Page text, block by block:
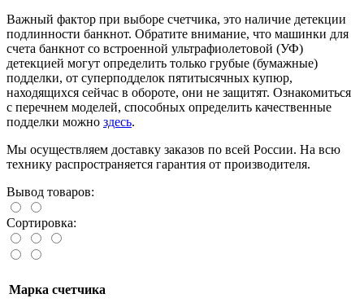
Важный фактор при выборе счетчика, это наличие детекции
подлинности банкнот. Обратите внимание, что машинки для
счета банкнот со встроенной ультрафиолетовой (УФ)
детекцией могут определить только грубые (бумажные)
подделки, от суперподделок пятитысячных купюр,
находящихся сейчас в обороте, они не защитят. Ознакомиться
с перечнем моделей, способных определить качественные
подделки можно здесь.
Мы осуществляем доставку заказов по всей России. На всю
технику распространяется гарантия от производителя.
Вывод товаров:
Сортировка:
Марка счетчика